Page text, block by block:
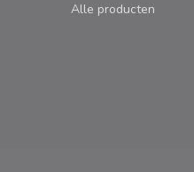
Alle producten